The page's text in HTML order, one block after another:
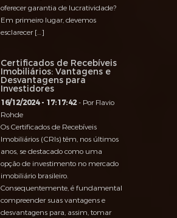
oferecer garantia de lucratividade?
Em primeiro lugar, devemos
esclarecer […]
Certificados de Recebíveis
Imobiliários: Vantagens e
Desvantagens para
Investidores
16/12/2024 - 17:17:42- Por Flavio
Rohde
Os Certificados de Recebíveis
Imobiliários (CRIs) têm, nos últimos
anos, se destacado como uma
opção de investimento no mercado
imobiliário brasileiro.
Consequentemente, é fundamental
compreender suas vantagens e
desvantagens para, assim, tomar